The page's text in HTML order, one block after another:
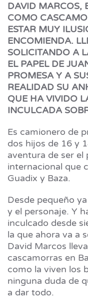
DAVID MARCOS,
COMO
ESTAR MUY
ENCOMIENDA.
SOLICITANDO A
EL PAPEL DE
PROMESA Y A
REALIDAD SU
QUE HA VIVIDO
INCULCADA
Es camionero de
dos hijos de 16 y
aventura de ser el
internacional que
Guadix y Baza.
Desde pequeño
y el personaje. Y
inculcado desde
la que ahora va a
David Marcos
cascamorras en
como la viven los
ninguna duda de
a dar todo.